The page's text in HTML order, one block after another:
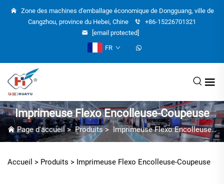
Zone des machines d'emballage économique de Dongguang, ville de
Cangzhou, province du Hebei, Chine
+86-15226701321
[email protected]
FR
Imprimeuse Flexo Encolleuse-Coupeuse
Page d'accueil>Produits> Imprimeuse Flexo Encolleuse-Coupeuse
Accueil > Produits > Imprimeuse Flexo Encolleuse-Coupeuse